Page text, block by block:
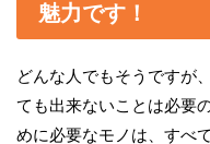
魅力です！
どんな人でもそうですが
ても出来ないことは必要
めに必要なモノは、すべ